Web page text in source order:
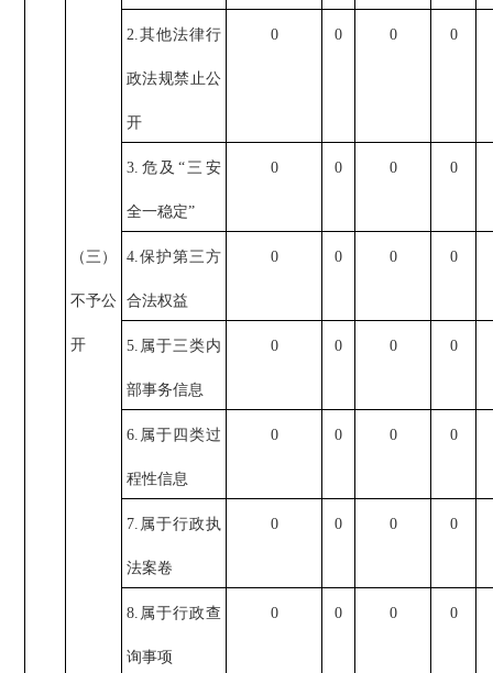
（三）
不予公
开
2.其他法律行
政法规禁止公
开
0 0 0 0
3.危及“三安
全一稳定”
0 0 0 0
4.保护第三方
合法权益
0 0 0 0
5.属于三类内
部事务信息
0 0 0 0
6.属于四类过
程性信息
0 0 0 0
7.属于行政执
法案卷
0 0 0 0
8.属于行政查
询事项
0 0 0 0